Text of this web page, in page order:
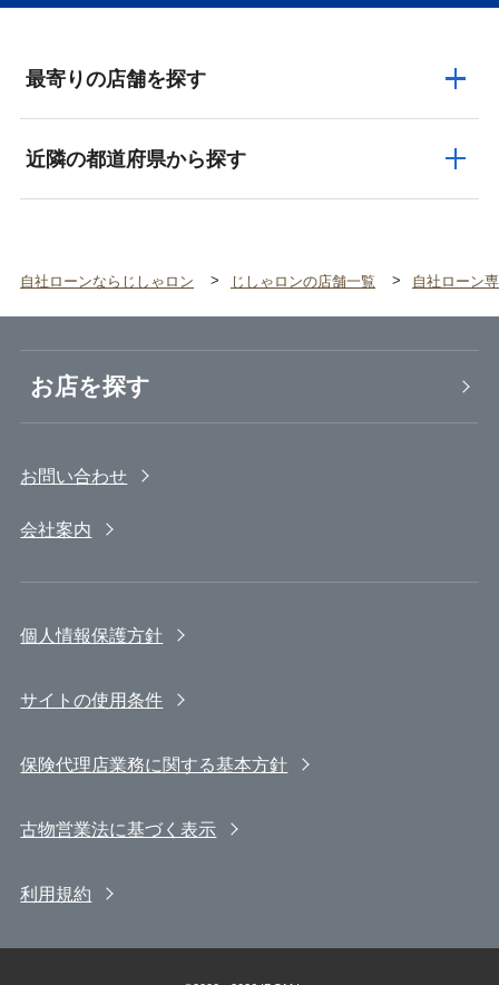
最寄りの店舗を探す
近隣の都道府県から探す
自社ローンならじしゃロン じしゃロンの店舗一覧 自社ローン
お店を探す
お問い合わせ
会社案内
個人情報保護方針
サイトの使用条件
保険代理店業務に関する基本方針
古物営業法に基づく表示
利用規約